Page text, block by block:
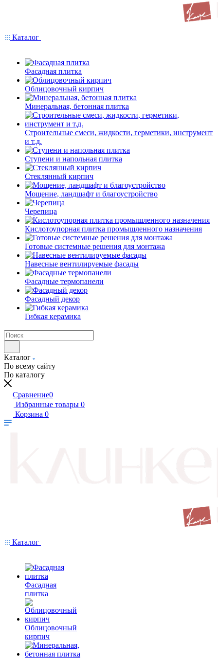
Каталог
Фасадная плитка
Облицовочный кирпич
Минеральная, бетонная плитка
Строительные смеси, жидкости, герметики, инструмент
и т.д.
Ступени и напольная плитка
Cтеклянный кирпич
Мощение, ландшафт и благоустройство
Черепица
Кислотоупорная плитка промышленного назначения
Готовые системные решения для монтажа
Навесные вентилируемые фасады
Фасадные термопанели
Фасадный декор
Гибкая керамика
Каталог
По всему сайту
По каталогу
Сравнение0
Избранные товары 0
Корзина 0
Каталог
Фасадная
плитка
Облицовочный
кирпич